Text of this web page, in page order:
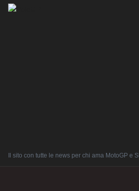
Il sito con tutte le news per chi ama MotoGP e